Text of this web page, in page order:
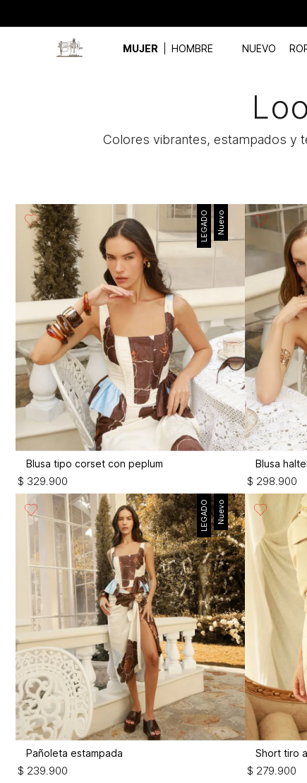
MUJER HOMBRE NUEVO
Colores vibrantes, estampados y
Nuevo
LEGADO
Blusa tipo corset con peplum
$ 329 900
Blusa
$ 298 900
Nuevo
LEGADO
Pañoleta estampada
$ 239 900
Short tiro
$ 279 900